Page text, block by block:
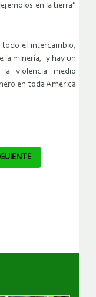
en la tierra”
el intercambio,
la minería, y hay un
violencia medio
en toda America